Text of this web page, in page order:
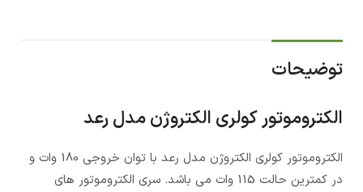
توضیحات
الکتروموتور کولری الکتروژن مدل رعد
الکتروموتور کولری الکتروژن مدل رعد با توان خروجی 180 وات و
در کمترین حالت 115 وات می باشد. سری الکتروموتور های